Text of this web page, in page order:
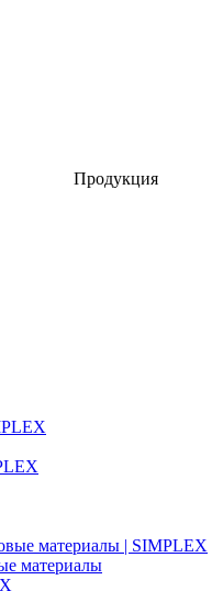
Продукция
материалы